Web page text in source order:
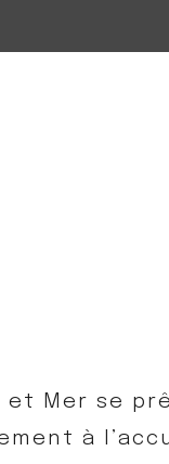
et Mer se
à